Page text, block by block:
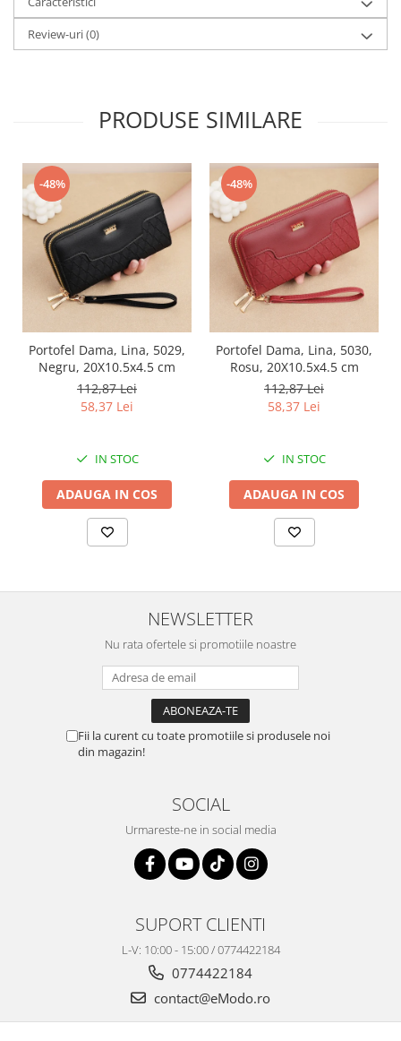
Review-uri(0)
PRODUSE SIMILARE
-48%
Portofel Dama, Lina, 5029,
Negru, 20X10.5x4.5 cm
112,87 Lei
58,37 Lei
IN STOC
ADAUGA IN COS
-48%
Portofel Dama, Lina, 5030,
Rosu, 20X10.5x4.5 cm
112,87 Lei
58,37 Lei
IN STOC
ADAUGA IN COS
NEWSLETTER
Nu rata ofertele si promotiile noastre
Fii la curent cu toate promotiile si produsele noi
din magazin!
SOCIAL
Urmareste-ne in social media
SUPORT CLIENTI
L-V: 10:00 - 15:00 / 0774422184
0774422184
contact@eModo.ro